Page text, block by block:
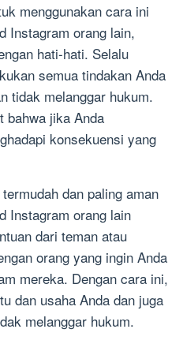
menggunakan cara ini
Instagram orang lain,
hati-hati. Selalu
semua tindakan Anda
tidak melanggar hukum.
bahwa jika Anda
konsekuensi yang
dan paling aman
Instagram orang lain
dari teman atau
orang yang ingin Anda
mereka. Dengan cara ini,
dan usaha Anda dan juga
melanggar hukum.